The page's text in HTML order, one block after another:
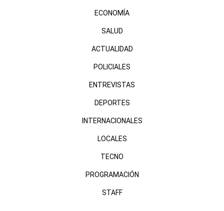
ECONOMÍA
SALUD
ACTUALIDAD
POLICIALES
ENTREVISTAS
DEPORTES
INTERNACIONALES
LOCALES
TECNO
PROGRAMACIÓN
STAFF